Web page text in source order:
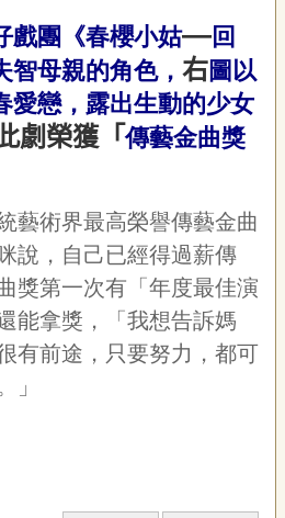
戲團《春櫻小姑—回
母親的角色， 右圖以
愛戀，露出生動的少女
劇榮獲「傳藝金曲獎
藝術界最高榮譽傳藝金曲
說，自己已經得過薪傳
獎第一次有「年度最佳演
能拿獎，「我想告訴媽
有前途，只要努力，都可
」